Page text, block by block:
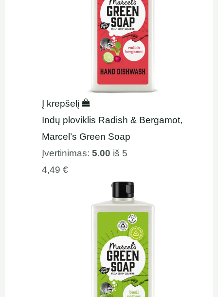
Į krepšelį
Indų ploviklis Radish & Bergamot,
Marcel’s Green Soap
Įvertinimas:5.00 iš 5
4,49€